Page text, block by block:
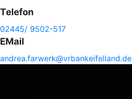
Telefon
02445/ 9502-517
EMail
andrea.farwerk@vrbankeifelland.de